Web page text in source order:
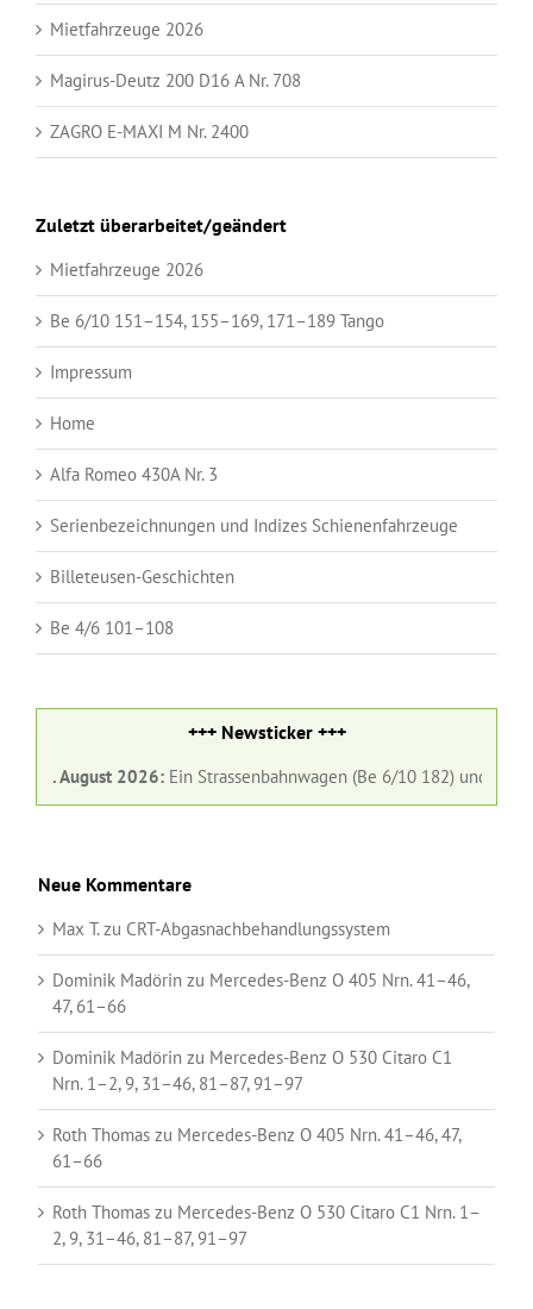
Mietfahrzeuge 2026
Magirus-Deutz 200 D16 A Nr. 708
ZAGRO E-MAXI M Nr. 2400
Zuletzt überarbeitet/geändert
Mietfahrzeuge 2026
Be 6/10 151–154, 155–169, 171–189 Tango
Impressum
Home
Alfa Romeo 430A Nr. 3
Serienbezeichnungen und Indizes Schienenfahrzeuge
Billeteusen-Geschichten
Be 4/6 101–108
+++ Newsticker +++
1. August 2026:Ein Strassenbahnwagen (Be 6/10 182) und ein
Neue Kommentare
Max T.zu CRT-Abgasnachbehandlungssystem
Dominik Madörin zu Mercedes-Benz O 405 Nrn. 41–46,
47, 61–66
Dominik Madörin zu Mercedes-Benz O 530 Citaro C1
Nrn. 1–2, 9, 31–46, 81–87, 91–97
Roth Thomas zu Mercedes-Benz O 405 Nrn. 41–46, 47,
61–66
Roth Thomas zu Mercedes-Benz O 530 Citaro C1 Nrn. 1–
2, 9, 31–46, 81–87, 91–97